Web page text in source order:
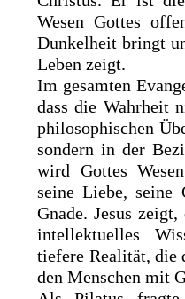
Wesen Gottes
Dunkelheit bringt
Leben zeigt.
Im gesamten
dass die Wahrheit
philosophischen
sondern in der
wird Gottes
seine Liebe, seine
Gnade. Jesus
intellektuelles
tiefere Realität, die
den Menschen mit